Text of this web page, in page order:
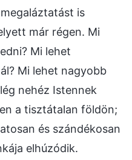
is
már régen. Mi
Mi lehet
Mi lehet nagyobb
nehéz Istennek
a tisztátalan földön;
és szándékosan
elhúzódik.